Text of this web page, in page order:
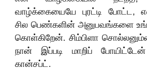
வாழ்க்கையையே புரட்டி போட்ட,
சில பெண்களின் அனுபவங்களை
கொள்கிறேன். சிம்பிளா
நான் இப்படி மாறிப்
கான்சப்ட்.